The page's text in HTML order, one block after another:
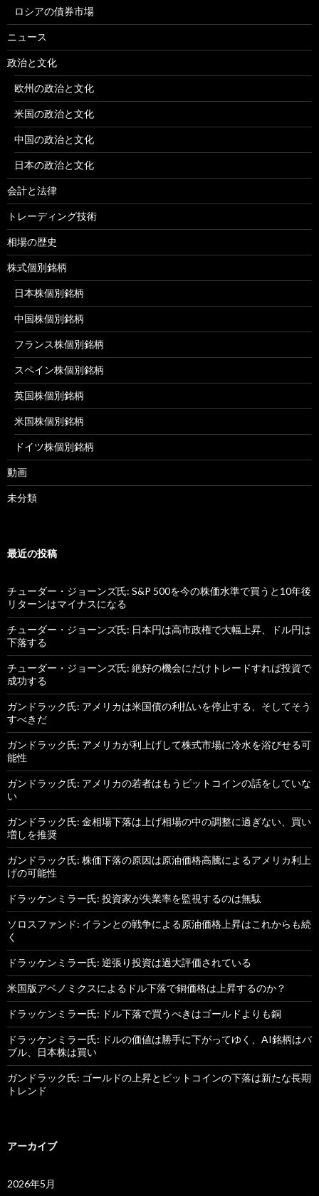
ロシアの債券市場
ニュース
政治と文化
欧州の政治と文化
米国の政治と文化
中国の政治と文化
日本の政治と文化
会計と法律
トレーディング技術
相場の歴史
株式個別銘柄
日本株個別銘柄
中国株個別銘柄
フランス株個別銘柄
スペイン株個別銘柄
英国株個別銘柄
米国株個別銘柄
ドイツ株個別銘柄
動画
未分類
最近の投稿
チューダー・ジョーンズ氏: S&P 500を今の株価水準で買うと10年後
リターンはマイナスになる
チューダー・ジョーンズ氏: 日本円は高市政権で大幅上昇、ドル円は
下落する
チューダー・ジョーンズ氏: 絶好の機会にだけトレードすれば投資で
成功する
ガンドラック氏: アメリカは米国債の利払いを停止する、そしてそう
すべきだ
ガンドラック氏: アメリカが利上げして株式市場に冷水を浴びせる可
能性
ガンドラック氏: アメリカの若者はもうビットコインの話をしていな
い
ガンドラック氏: 金相場下落は上げ相場の中の調整に過ぎない、買い
増しを推奨
ガンドラック氏: 株価下落の原因は原油価格高騰によるアメリカ利上
げの可能性
ドラッケンミラー氏: 投資家が失業率を監視するのは無駄
ソロスファンド: イランとの戦争による原油価格上昇はこれからも続
く
ドラッケンミラー氏: 逆張り投資は過大評価されている
米国版アベノミクスによるドル下落で銅価格は上昇するのか？
ドラッケンミラー氏: ドル下落で買うべきはゴールドよりも銅
ドラッケンミラー氏: ドルの価値は勝手に下がってゆく、AI銘柄はバ
ブル、日本株は買い
ガンドラック氏: ゴールドの上昇とビットコインの下落は新たな長期
トレンド
アーカイブ
2026年5月